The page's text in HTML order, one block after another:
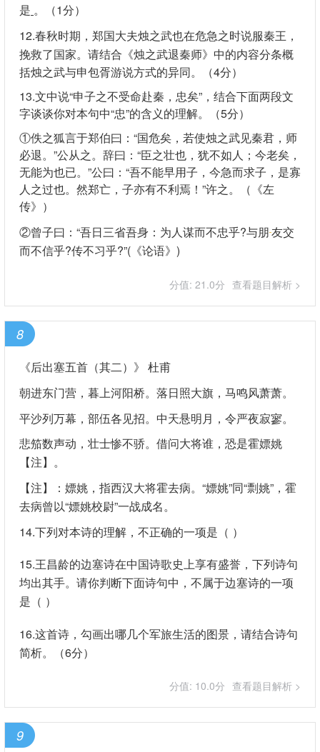
是 。（1分）
12.春秋时期，郑国大夫烛之武也在危急之时说服秦王，
挽救了国家。请结合《烛之武退秦师》中的内容分条概
括烛之武与申包胥游说方式的异同。（4分）
13.文中说“申子之不受命赴秦，忠矣”，结合下面两段文
字谈谈你对本句中“忠”的含义的理解。（5分）
①佚之狐言于郑伯曰：“国危矣，若使烛之武见秦君，师
必退。”公从之。辞曰：“臣之壮也，犹不如人；今老矣，
无能为也已。”公曰：“吾不能早用子，今急而求子，是寡
人之过也。然郑亡，子亦有不利焉！”许之。（《左
传》）
②曾子曰：“吾日三省吾身：为人谋而不忠乎?与朋友交
而不信乎?传不习乎?”(《论语》)
分值: 21.0分 查看题目解析 >
8
《后出塞五首（其二）》 杜甫
朝进东门营，暮上河阳桥。落日照大旗，马鸣风萧萧。
平沙列万幕，部伍各见招。中天悬明月，令严夜寂寥。
悲笳数声动，壮士惨不骄。借问大将谁，恐是霍嫖姚
【注】。
【注】：嫖姚，指西汉大将霍去病。“嫖姚”同“剽姚”，霍
去病曾以“嫖姚校尉”一战成名。
14.下列对本诗的理解，不正确的一项是（ ）
15.王昌龄的边塞诗在中国诗歌史上享有盛誉，下列诗句
均出其手。请你判断下面诗句中，不属于边塞诗的一项
是（ ）
16.这首诗，勾画出哪几个军旅生活的图景，请结合诗句
简析。（6分）
分值: 10.0分 查看题目解析 >
9